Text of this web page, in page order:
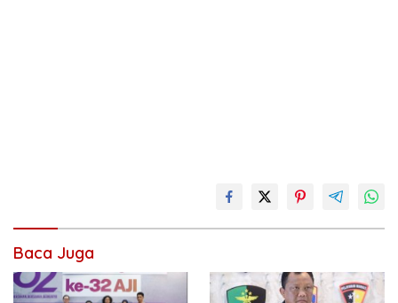
Baca Juga